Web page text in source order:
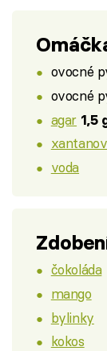
ovocné
ovocné
agar 1,5
voda
čokoláda
mango
bylinky
kokos